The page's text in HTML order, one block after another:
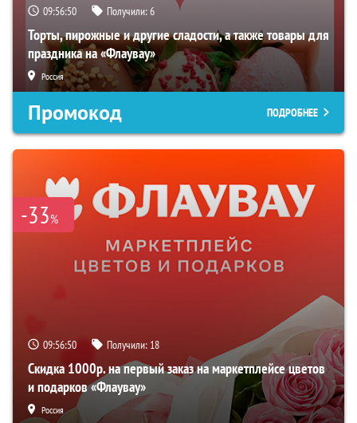
09:56:49 Получили:6
Торты, пирожные и другие сладости, а также товары для
праздника на «Флаувау»
Россия
Промокод ПОДРОБНЕЕ
-33%
09:56:49 Получили: 18
Скидка 1000р. на первый заказ на маркетплейсе цветов
и подарков «Флаувау»
Россия